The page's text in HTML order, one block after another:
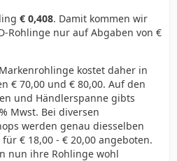
€ 0,408. Damit kommen wir
Rohlinge nur auf Abgaben von €
kostet daher in
€ 70,00 und € 80,00. Auf den
und Händlerspanne gibts
Mwst. Bei diversen
werden genau diesselben
€ 18,00 - € 20,00 angeboten.
nun ihre Rohlinge wohl